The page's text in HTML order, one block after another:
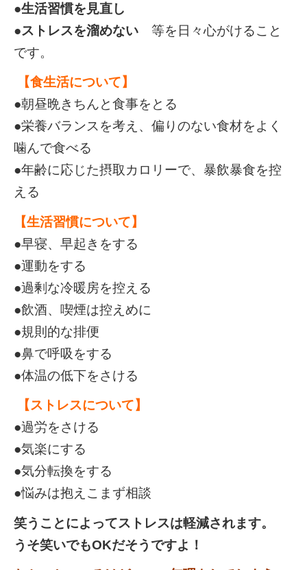
●生活習慣を見直し
●ストレスを溜めない 等を日々心がけること
です。
【食生活について】
●朝昼晩きちんと食事をとる
●栄養バランスを考え、偏りのない食材をよく
噛んで食べる
●年齢に応じた摂取カロリーで、暴飲暴食を控
える
【生活習慣について】
●早寝、早起きをする
●運動をする
●過剰な冷暖房を控える
●飲酒、喫煙は控えめに
●規則的な排便
●鼻で呼吸をする
●体温の低下をさける
【ストレスについて】
●過労をさける
●気楽にする
●気分転換をする
●悩みは抱えこまず相談
笑うことによってストレスは軽減されます。
うそ笑いでもOKだそうですよ！